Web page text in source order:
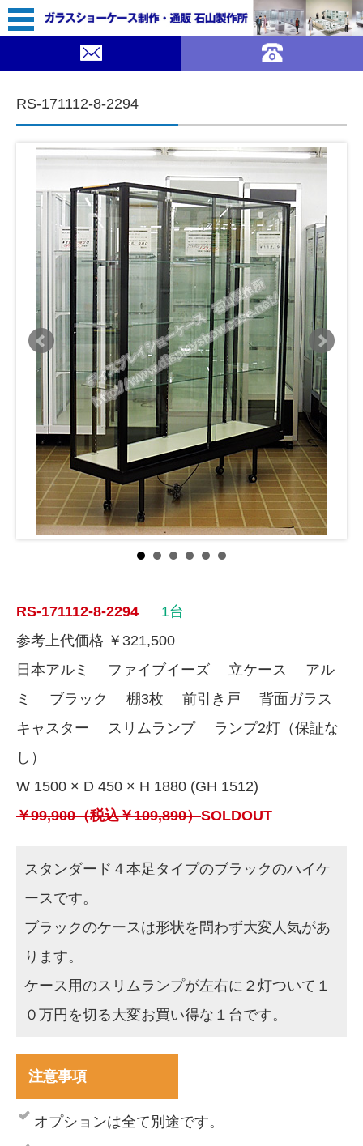
RS-171112-8-2294
RS-171112-8-2294
1台
参考上代価格 ￥321,500
日本アルミ ファイブイーズ 立ケース アル
ミ ブラック 棚3枚 前引き戸 背面ガラス
キャスター スリムランプ ランプ2灯（保証な
し）
W 1500 × D 450 × H 1880 (GH 1512)
￥99,900（税込￥109,890）SOLDOUT
スタンダード４本足タイプのブラックのハイケ
ースです。
ブラックのケースは形状を問わず大変人気があ
ります。
ケース用のスリムランプが左右に２灯ついて１
０万円を切る大変お買い得な１台です。
注意事項
オプションは全て別途です。